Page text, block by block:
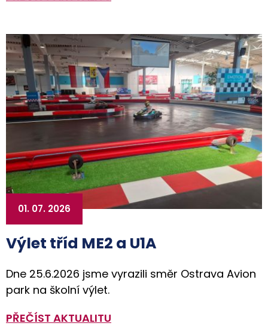
Výlet tříd ME2 a U1A
01. 07. 2026
Dne 25.6.2026 jsme vyrazili směr Ostrava Avion
park na školní výlet.
PŘEČÍST AKTUALITU